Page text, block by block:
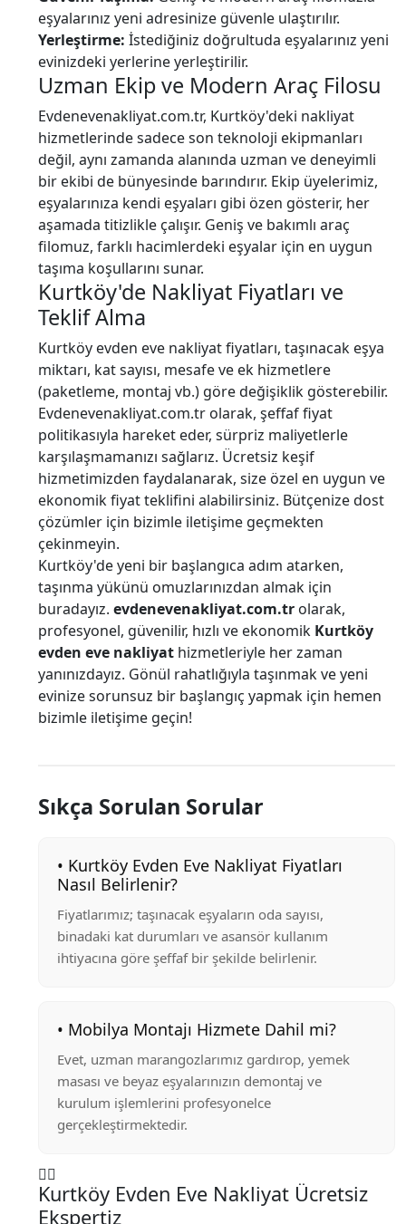
eşyalarınız yeni adresinize güvenle ulaştırılır.
Yerleştirme: İstediğiniz doğrultuda eşyalarınız yeni
evinizdeki yerlerine yerleştirilir.
Uzman Ekip ve Modern Araç Filosu
Evdenevenakliyat.com.tr, Kurtköy'deki nakliyat
hizmetlerinde sadece son teknoloji ekipmanları
değil, aynı zamanda alanında uzman ve deneyimli
bir ekibi de bünyesinde barındırır. Ekip üyelerimiz,
eşyalarınıza kendi eşyaları gibi özen gösterir, her
aşamada titizlikle çalışır. Geniş ve bakımlı araç
filomuz, farklı hacimlerdeki eşyalar için en uygun
taşıma koşullarını sunar.
Kurtköy'de Nakliyat Fiyatları ve
Teklif Alma
Kurtköy evden eve nakliyat fiyatları, taşınacak eşya
miktarı, kat sayısı, mesafe ve ek hizmetlere
(paketleme, montaj vb.) göre değişiklik gösterebilir.
Evdenevenakliyat.com.tr olarak, şeffaf fiyat
politikasıyla hareket eder, sürpriz maliyetlerle
karşılaşmamanızı sağlarız. Ücretsiz keşif
hizmetimizden faydalanarak, size özel en uygun ve
ekonomik fiyat teklifini alabilirsiniz. Bütçenize dost
çözümler için bizimle iletişime geçmekten
çekinmeyin.
Kurtköy'de yeni bir başlangıca adım atarken,
taşınma yükünü omuzlarınızdan almak için
buradayız. evdenevenakliyat.com.tr olarak,
profesyonel, güvenilir, hızlı ve ekonomik Kurtköy
evden eve nakliyat hizmetleriyle her zaman
yanınızdayız. Gönül rahatlığıyla taşınmak ve yeni
evinize sorunsuz bir başlangıç yapmak için hemen
bizimle iletişime geçin!
Sıkça Sorulan Sorular
• Kurtköy Evden Eve Nakliyat Fiyatları
Nasıl Belirlenir?
Fiyatlarımız; taşınacak eşyaların oda sayısı,
binadaki kat durumları ve asansör kullanım
ihtiyacına göre şeffaf bir şekilde belirlenir.
• Mobilya Montajı Hizmete Dahil mi?
Evet, uzman marangozlarımız gardırop, yemek
masası ve beyaz eşyalarınızın demontaj ve
kurulum işlemlerini profesyonelce
gerçekleştirmektedir.
Kurtköy Evden Eve Nakliyat Ücretsiz
Ekspertiz